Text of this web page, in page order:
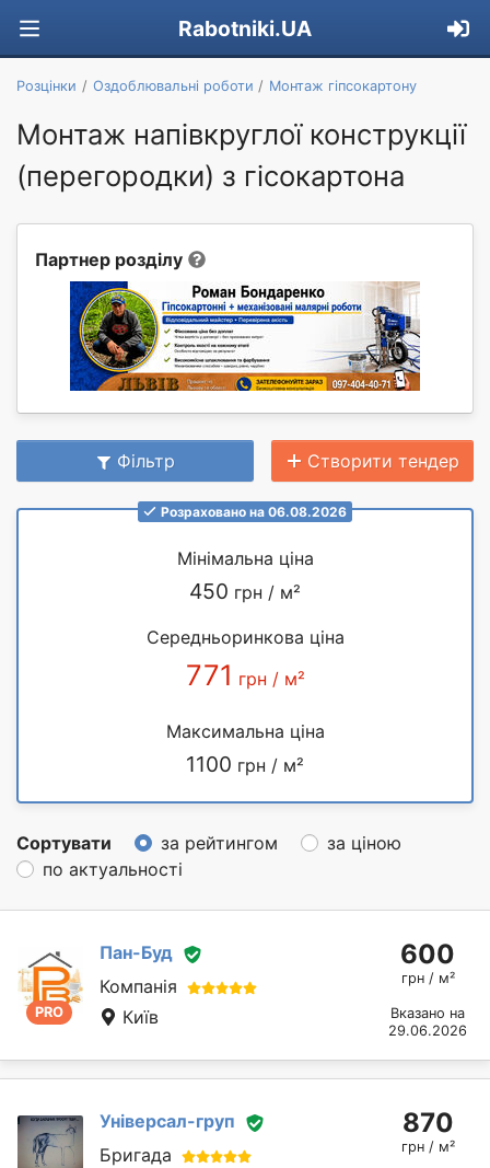
Rabotniki.UA
Розцінки Оздоблювальні роботи Монтаж гіпсокартону
Монтаж напівкруглої конструкції
(перегородки) з гісокартона
Партнер розділу
Фільтр Створити тендер
Розраховано на 06.08.2026
Мінімальна ціна
450 грн / м²
Середньоринкова ціна
771 грн / м²
Максимальна ціна
1100 грн / м²
Сортувати за рейтингом
за ціною
по актуальності
PRO
Пан-Буд
Компанія
Київ
600
грн / м²
Вказано на
29.06.2026
Універсал-груп
Бригада
870
грн / м²